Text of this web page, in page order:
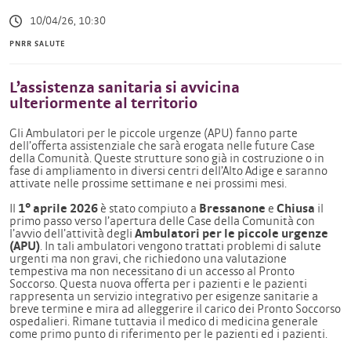
10/04/26, 10:30
PNRR SALUTE
L’assistenza sanitaria si avvicina
ulteriormente al territorio
Gli Ambulatori per le piccole urgenze (APU) fanno parte
dell’offerta assistenziale che sarà erogata nelle future Case
della Comunità. Queste strutture sono già in costruzione o in
fase di ampliamento in diversi centri dell’Alto Adige e saranno
attivate nelle prossime settimane e nei prossimi mesi.
1° aprile 2026è stato compiuto a Bressanone e Chiusa il
primo passo verso l’apertura delle Case della Comunità con
l’avvio dell’attività degli Ambulatori per le piccole urgenze
(APU). In tali ambulatori vengono trattati problemi di salute
urgenti ma non gravi, che richiedono una valutazione
tempestiva ma non necessitano di un accesso al Pronto
Soccorso. Questa nuova offerta per i pazienti e le pazienti
rappresenta un servizio integrativo per esigenze sanitarie a
breve termine e mira ad alleggerire il carico dei Pronto Soccorso
ospedalieri. Rimane tuttavia il medico di medicina generale
come primo punto di riferimento per le pazienti ed i pazienti.